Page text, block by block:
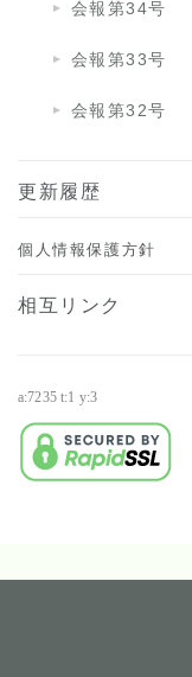
会報第34号
会報第33号
会報第32号
更新履歴
個人情報保護方針
相互リンク
a:7235 t:1 y:3